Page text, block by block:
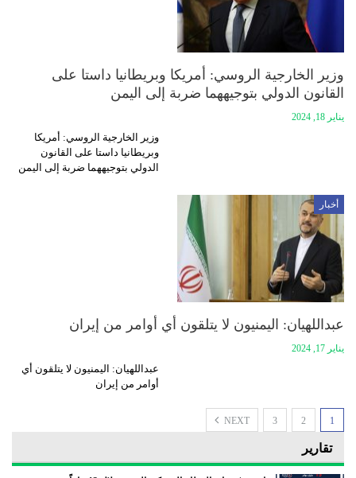
وزير الخارجية الروسي: أمريكا وبريطانيا داستا على
القانون الدولي بتوجيههما ضربة إلى اليمن
يناير 18, 2024
وزير الخارجية الروسي: أمريكا
وبريطانيا داستا على القانون
الدولي بتوجيههما ضربة إلى اليمن
أخبار
عبداللهيان: اليمنيون لا يتلقون أي أوامر من إيران
يناير 17, 2024
عبداللهيان: اليمنيون لا يتلقون أي
أوامر من إيران
1
2
3
NEXT
تقارير